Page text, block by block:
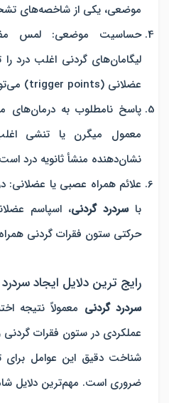
موضعی، یکی از شاخصه‌های
حساسیت موضعی: لمس
لیگامان‌های گردنی اغلب درد
عضلانی (trigger points) می‌توانند منبع ارجاع درد باشند.
پاسخ نامطلوب به درمان‌های
معمول میگرن یا تنشی
نشان‌دهنده منشأ ثانویه درد
علائم همراه عصبی یا عضلانی:
باسردرد گردنی، اسپاسم
حرکتی ستون فقرات گردنی
رایج ترین دلایل ایجاد
سردرد گردنی معمولاً نتیجه
عملکردی در ستون فقرات
شناخت دقیق این عوامل
ضروری است. مهم‌ترین دلایل